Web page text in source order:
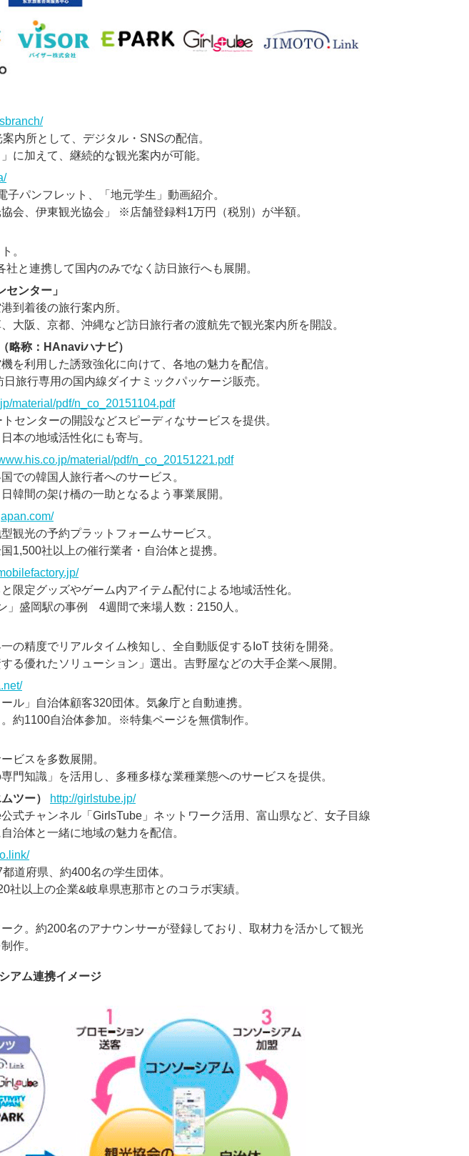
内所として、デジタル・SNSの配信。
に加えて、継続的な観光案内が可能。
パンフレット、「地元学生」動画紹介。
会、伊東観光協会」 ※店舗登録料1万円（税別）が半額。
。
と連携して国内のみでなく訪日旅行へも展開。
ンター」
到着後の旅行案内所。
大阪、京都、沖縄など訪日旅行者の渡航先で観光案内所を開設。
略称：HAnaviハナビ）
を利用した誘致強化に向けて、各地の魅力を配信。
旅行専用の国内線ダイナミックパッケージ販売。
material/pdf/n_co_20151104.pdf
センターの開設などスピーディなサービスを提供。
本の地域活性化にも寄与。
material/pdf/n_co_20151221.pdf
での韓国人旅行者へのサービス。
韓間の架け橋の一助となるよう事業展開。
観光の予約プラットフォームサービス。
1,500社以上の催行業者・自治体と提携。
限定グッズやゲーム内アイテム配付による地域活性化。
」盛岡駅の事例 4週間で来場人数：2150人。
の精度でリアルタイム検知し、全自動販促するIoT 技術を開発。
る優れたソリューション」選出。吉野屋などの大手企業へ展開。
ル」自治体顧客320団体。気象庁と自動連携。
約1100自治体参加。※特集ページを無償制作。
ビスを多数展開。
門知識」を活用し、多種多様な業種業態へのサービスを提供。
ツー）
http://girlstube.jp/
式チャンネル「GirlsTube」ネットワーク活用、富山県など、女子目線
治体と一緒に地域の魅力を配信。
道府県、約400名の学生団体。
社以上の企業&岐阜県恵那市とのコラボ実績。
ク。約200名のアナウンサーが登録しており、取材力を活かして観光
作。
アム連携イメージ